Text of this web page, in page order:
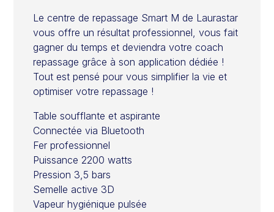
Le centre de repassage Smart M de Laurastar
vous offre un résultat professionnel, vous fait
gagner du temps et deviendra votre coach
repassage grâce à son application dédiée !
Tout est pensé pour vous simplifier la vie et
optimiser votre repassage !
Table soufflante et aspirante
Connectée via Bluetooth
Fer professionnel
Puissance 2200 watts
Pression 3,5 bars
Semelle active 3D
Vapeur hygiénique pulsée